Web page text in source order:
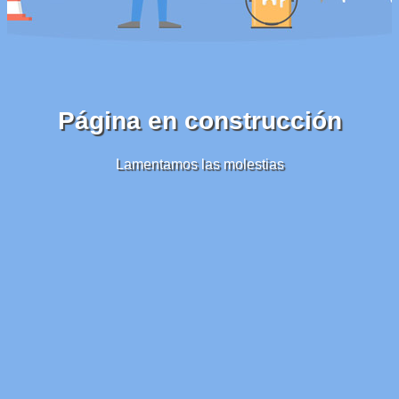
Página en construcción
Lamentamos las molestias